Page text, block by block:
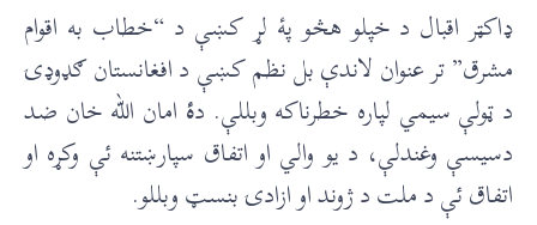
ډاکټر اقبال د خپلو هڅو پۀ لړ کښې د “خطاب به اقوام
مشرق” تر عنوان لاندې بل نظم کښې د افغانستان ګډوډۍ
د ټولې سيمي لپاره خطرناکه وبللې. دۀامان الله خان ضد
دسيسې وغندلې، د يو والي او اتفاق سپارښتنه ئې وکړه او
اتفاق ئې د ملت د ژوند او ازادۍ بنسټ وبللو.